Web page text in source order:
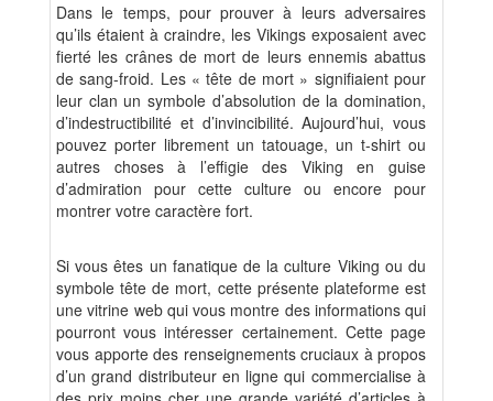
Dans le temps, pour prouver à leurs adversaires
qu’ils étaient à craindre, les Vikings exposaient avec
fierté les crânes de mort de leurs ennemis abattus
de sang-froid. Les « tête de mort » signifiaient pour
leur clan un symbole d’absolution de la domination,
d’indestructibilité et d’invincibilité. Aujourd’hui, vous
pouvez porter librement un tatouage, un t-shirt ou
autres choses à l’effigie des Viking en guise
d’admiration pour cette culture ou encore pour
montrer votre caractère fort.
Si vous êtes un fanatique de la culture Viking ou du
symbole tête de mort, cette présente plateforme est
une vitrine web qui vous montre des informations qui
pourront vous intéresser certainement. Cette page
vous apporte des renseignements cruciaux à propos
d’un grand distributeur en ligne qui commercialise à